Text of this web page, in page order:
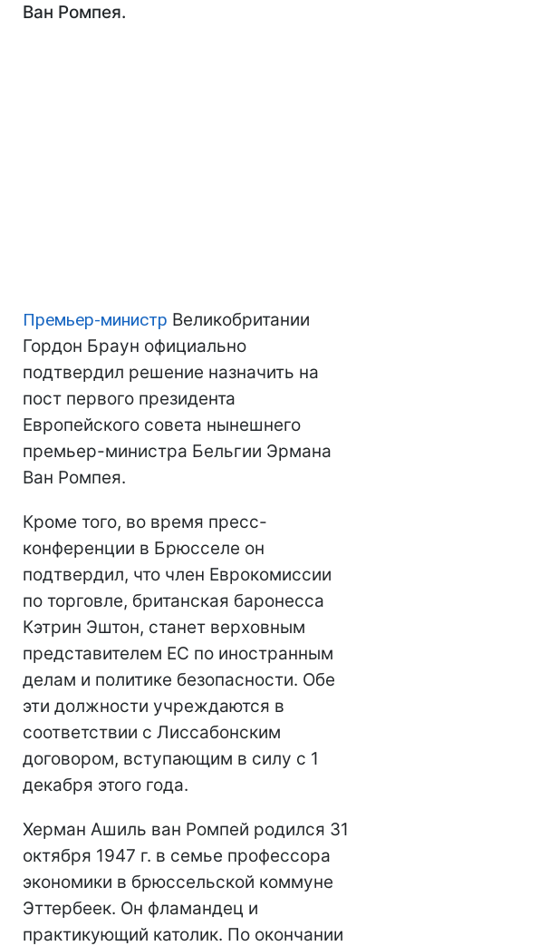
Ван Ромпея.
Премьер-министр Великобритании
Гордон Браун официально
подтвердил решение назначить на
пост первого президента
Европейского совета нынешнего
премьер-министра Бельгии Эрмана
Ван Ромпея.
Кроме того, во время пресс-
конференции в Брюсселе он
подтвердил, что член Еврокомиссии
по торговле, британская баронесса
Кэтрин Эштон, станет верховным
представителем ЕС по иностранным
делам и политике безопасности. Обе
эти должности учреждаются в
соответствии с Лиссабонским
договором, вступающим в силу с 1
декабря этого года.
Херман Ашиль ван Ромпей родился 31
октября 1947 г. в семье профессора
экономики в брюссельской коммуне
Эттербеек. Он фламандец и
практикующий католик. По окончании